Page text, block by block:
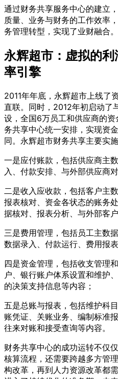
通过财务共享服务中心的建立
质量、业务与财务的工作效率
务管理转型，实现了业财融合。
永辉超市：虚拟的
率引擎
2011年年底，永辉超市上线了
直联。同时，2012年初启动了
设，全国6万员工和供应商的
务共享中心统一安排，实现资
同。永辉超市财务共享主要实
一是应付账款，包括供应商主
入、付款安排、与外部供应商
二是收入应收款，包括客户主
报表核对、资金各状态的账务
据核对、报表分析、与外部客
三是费用管理，包括员工主数
数据录入、付款运行、费用报
四是资金管理，包括收支管理
户、银行账户体系设置和维护
的决策支持信息等内容；
五是总账与报表，包括维护科
账凭证、关账业务、编制标准
往来对账和接受查询等内容。
财务共享中心的成功运转不仅
核算流程，还需要跨越多方管
构改革，再到人力资源改革都